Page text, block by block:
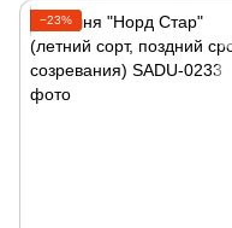
−23%